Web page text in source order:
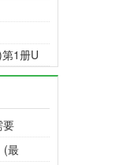
1册U
要
(最